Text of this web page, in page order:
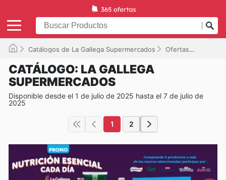
Catálogos de La Gallega Supermercados Ofertas
CATÁLOGO: LA GALLEGA
SUPERMERCADOS
Disponible desde el 1 de julio de 2025 hasta el 7 de julio de
2025
1 2